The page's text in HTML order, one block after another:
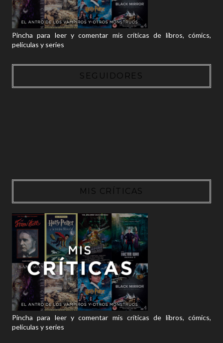
Pincha para leer y comentar mis críticas de libros, cómics,
películas y series
SEGUIDORES
MIS CRÍTICAS
Pincha para leer y comentar mis críticas de libros, cómics,
películas y series